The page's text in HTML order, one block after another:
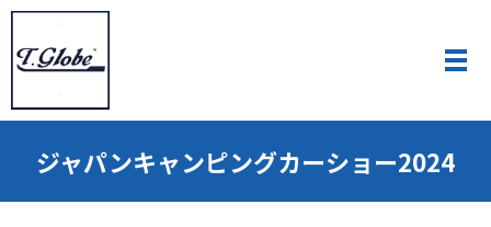
ジャパンキャンピングカーショー2024